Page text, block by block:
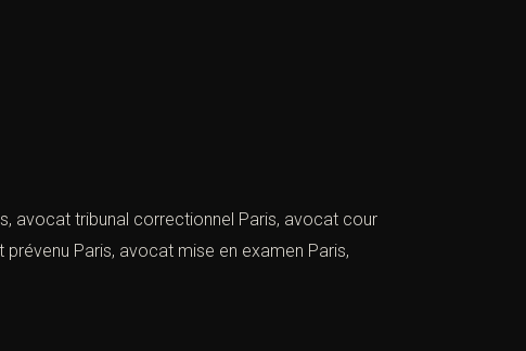
avocat tribunal correctionnel Paris, avocat cour
Paris, avocat mise en examen Paris,